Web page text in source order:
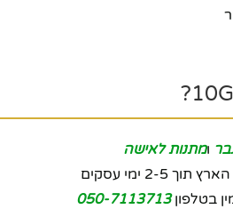
ומתנות לאישה
תוך 2-5 ימי עסקים
בטלפון050-7113713